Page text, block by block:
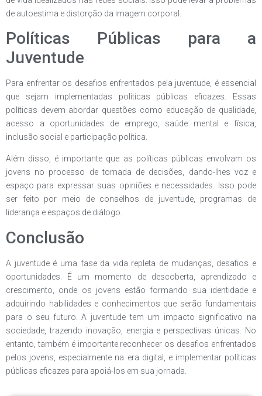
de autoestima e distorção da imagem corporal.
Políticas Públicas para a
Juventude
Para enfrentar os desafios enfrentados pela juventude, é essencial
que sejam implementadas políticas públicas eficazes. Essas
políticas devem abordar questões como educação de qualidade,
acesso a oportunidades de emprego, saúde mental e física,
inclusão social e participação política.
Além disso, é importante que as políticas públicas envolvam os
jovens no processo de tomada de decisões, dando-lhes voz e
espaço para expressar suas opiniões e necessidades. Isso pode
ser feito por meio de conselhos de juventude, programas de
liderança e espaços de diálogo.
Conclusão
A juventude é uma fase da vida repleta de mudanças, desafios e
oportunidades. É um momento de descoberta, aprendizado e
crescimento, onde os jovens estão formando sua identidade e
adquirindo habilidades e conhecimentos que serão fundamentais
para o seu futuro. A juventude tem um impacto significativo na
sociedade, trazendo inovação, energia e perspectivas únicas. No
entanto, também é importante reconhecer os desafios enfrentados
pelos jovens, especialmente na era digital, e implementar políticas
públicas eficazes para apoiá-los em sua jornada.